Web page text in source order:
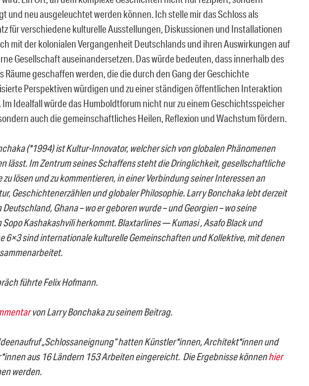
und neu ausgeleuchtet werden können. Ich stelle mir das Schloss als
für verschiedene kulturelle Ausstellungen, Diskussionen und Installationen
mit der kolonialen Vergangenheit Deutschlands und ihren Auswirkungen auf
Gesellschaft auseinandersetzen. Das würde bedeuten, dass innerhalb des
Räume geschaffen werden, die die durch den Gang der Geschichte
Perspektiven würdigen und zu einer ständigen öffentlichen Interaktion
Idealfall würde das Humboldtforum nicht nur zu einem Geschichtsspeicher
auch die gemeinschaftliches Heilen, Reflexion und Wachstum fördern.
(*1994) ist Kultur-Innovator, welcher sich von globalen Phänomenen
lässt. Im Zentrum seines Schaffens steht die Dringlichkeit, gesellschaftliche
zu lösen und zu kommentieren, in einer Verbindung seiner Interessen an
Geschichtenerzählen und globaler Philosophie. Larry Bonchaka lebt derzeit
Ghana – wo er geboren wurde – und Georgien – wo seine
Sopo Kashakashvili herkommt. Blaxtarlines — Kumasi , Asafo Black und
6×3 sind internationale kulturelle Gemeinschaften und Kollektive, mit denen
führte Felix Hofmann.
von Larry Bonchaka zu seinem Beitrag.
„Schlossaneignung“ hatten Künstler*innen, Architekt*innen und
aus 16 Ländern 153 Arbeiten eingereicht. Die Ergebnisse könnenhier
werden.